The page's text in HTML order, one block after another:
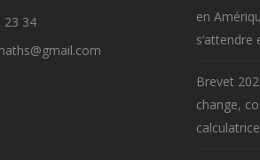
23 34
en
s’attendre
Brevet
change,
calculatrice